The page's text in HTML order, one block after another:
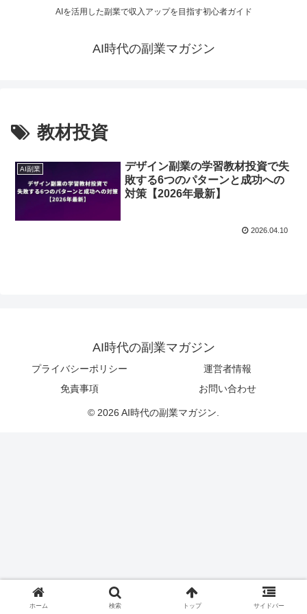
AIを活用した副業で収入アップを目指す初心者ガイド
AI時代の副業マガジン
教材投資
AI副業
デザイン副業の学習教材投資で失
敗する6つのパターンと成功への
対策【2026年最新】
2026.04.10
AI時代の副業マガジン
プライバシーポリシー
運営者情報
免責事項
お問い合わせ
© 2026 AI時代の副業マガジン.
ホーム 検索 トップ サイドバー